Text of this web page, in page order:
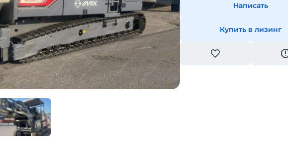
Написать
Купить в лизинг